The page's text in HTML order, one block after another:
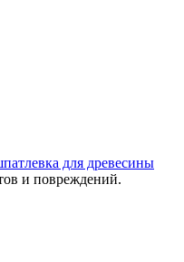
для древесины
и повреждений.